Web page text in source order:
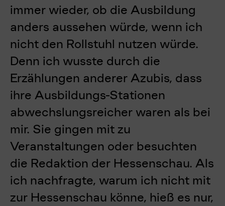
immer wieder, ob die Ausbildung
anders aussehen würde, wenn ich
nicht den Rollstuhl nutzen würde.
Denn ich wusste durch die
Erzählungen anderer Azubis, dass
ihre Ausbildungs-Stationen
abwechslungsreicher waren als bei
mir. Sie gingen mit zu
Veranstaltungen oder besuchten
die Redaktion der Hessenschau. Als
ich nachfragte, warum ich nicht mit
zur Hessenschau könne, hieß es nur,